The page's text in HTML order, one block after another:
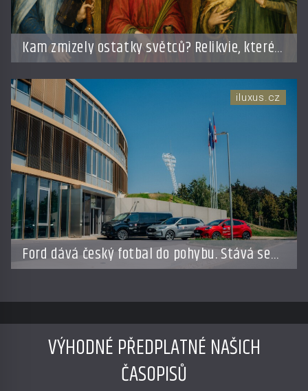
Kam zmizely ostatky světců? Relikvie, které
putují Evropou a dodnes budí úžas
Ford dává český fotbal do pohybu. Stává se
novým partnerem FAČR
iluxus.cz
VÝHODNÉ PŘEDPLATNÉ NAŠICH
ČASOPISŮ